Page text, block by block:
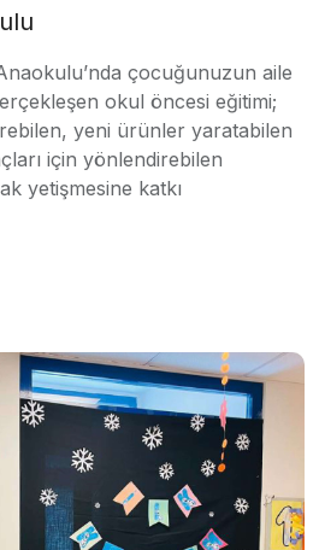
çocuğunuzun aile
okul öncesi eğitimi;
yeni ürünler yaratabilen
için yönlendirebilen
yetişmesine katkı